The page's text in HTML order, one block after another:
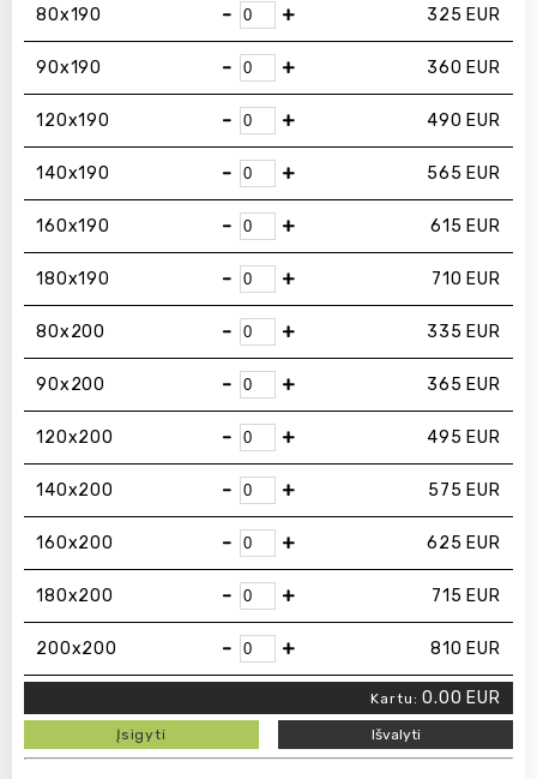
80х190 - + 325 EUR
90х190 - + 360 EUR
120х190 - + 490 EUR
140х190 - + 565 EUR
160х190 - + 615 EUR
180х190 - + 710 EUR
80х200 - + 335 EUR
90х200 - + 365 EUR
120х200 - + 495 EUR
140х200 - + 575 EUR
160х200 - + 625 EUR
180х200 - + 715 EUR
200x200 - + 810 EUR
Kartu:0.00 EUR
Įsigyti Išvalyti